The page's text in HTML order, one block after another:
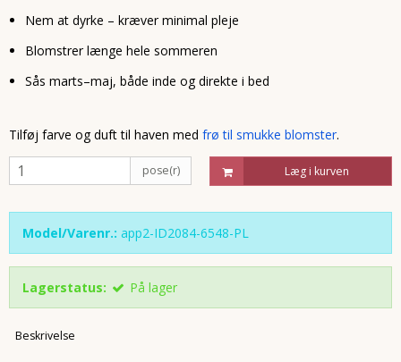
Nem at dyrke – kræver minimal pleje
Blomstrer længe hele sommeren
Sås marts–maj, både inde og direkte i bed
Tilføj farve og duft til haven med frø til smukke blomster.
pose(r) Læg i kurven
Model/Varenr.: app2-ID2084-6548-PL
Lagerstatus: På lager
Beskrivelse